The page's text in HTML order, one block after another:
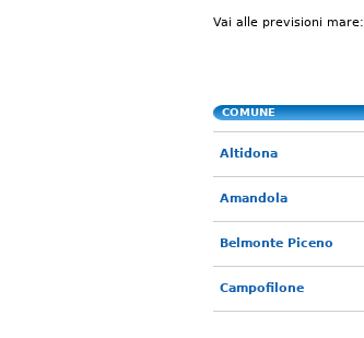
Vai alle previsioni mare:
COMUNE
Altidona
Amandola
Belmonte Piceno
Campofilone